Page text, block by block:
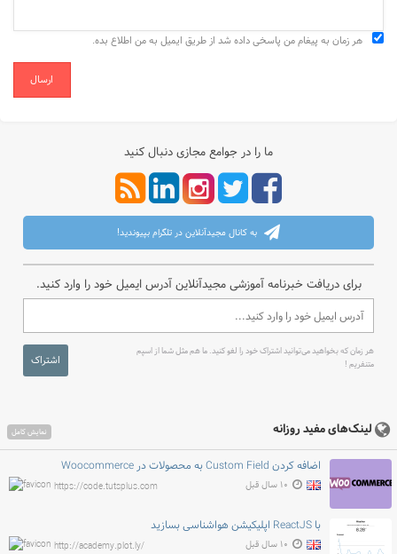
هر زمان به پیغام من پاسخی داده شد از طریق ایمیل به من اطلاع بده.
ارسال
ما را در جوامع مجازی دنبال کنید
به کانال مجیدآنلاین در تلگرام بپیوندید!
برای دریافت خبرنامه آموزشی مجیدآنلاین آدرس ایمیل خود را وارد کنید.
هر زمان که بخواهید می‌توانید اشتراک خود را لغو کنید. ما هم مثل شما از اسپم
متنفریم !
اشتراک
لینک‌های مفید روزانه نمایش کامل
اضافه کردن Custom Field به محصولات در Woocommerce
https://code.tutsplus.com ۱۰ سال قبل
با ReactJS اپلیکیشن هواشناسی بسازید
http://academy.plot.ly/ ۱۰ سال قبل